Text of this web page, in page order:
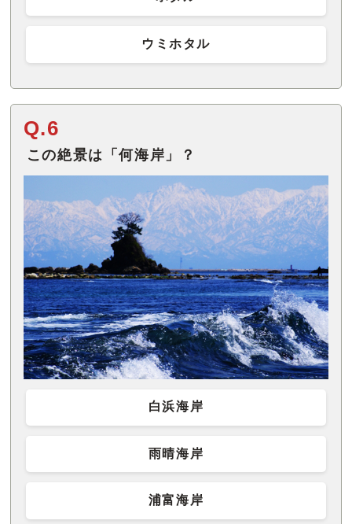
ウミホタル
Q.6
この絶景は「何海岸」？
白浜海岸
雨晴海岸
浦富海岸